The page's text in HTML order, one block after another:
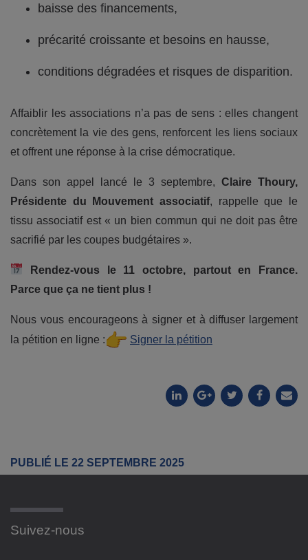
baisse des financements,
précarité croissante et besoins en hausse,
conditions dégradées et risques de disparition.
Affaiblir les associations n’a pas de sens : elles changent
concrètement la vie des gens, renforcent les liens sociaux
et offrent une réponse à la crise démocratique.
Dans son appel lancé le 3 septembre, Claire Thoury,
Présidente du Mouvement associatif, rappelle que le
tissu associatif est « un bien commun qui ne doit pas être
sacrifié par les coupes budgétaires ».
Rendez-vous le 11 octobre, partout en France.
Parce que ça ne tient plus !
Nous vous encourageons à signer et à diffuser largement
la pétition en ligne :
Signer la pétition
PUBLIÉ LE 22 SEPTEMBRE 2025
Suivez-nous